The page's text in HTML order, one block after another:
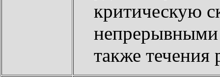
критическую
непрерывными
также течения